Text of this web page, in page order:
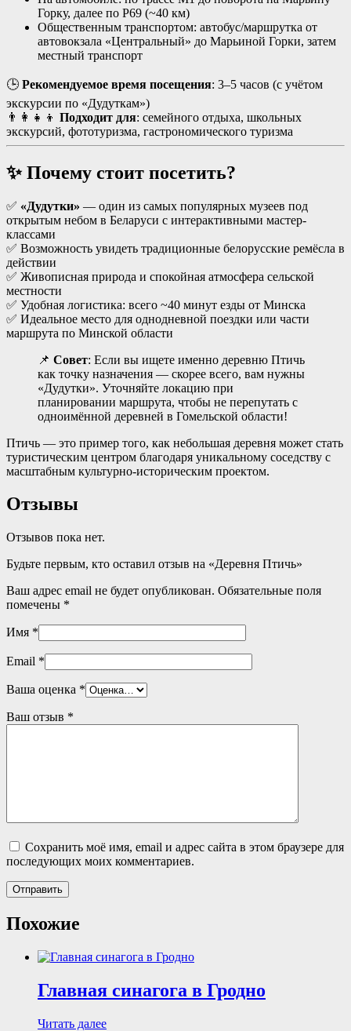
Горку, далее по Р69 (~40 км)
Общественным транспортом: автобус/маршрутка от
автовокзала «Центральный» до Марьиной Горки, затем
местный транспорт
🕒 Рекомендуемое время посещения: 3–5 часов (с учётом
экскурсии по «Дудуткам»)
👨‍👩‍👧‍👦 Подходит для: семейного отдыха, школьных
экскурсий, фототуризма, гастрономического туризма
✨ Почему стоит посетить?
✅ «Дудутки» — один из самых популярных музеев под
открытым небом в Беларуси с интерактивными мастер-
классами
✅ Возможность увидеть традиционные белорусские ремёсла в
действии
✅ Живописная природа и спокойная атмосфера сельской
местности
✅ Удобная логистика: всего ~40 минут езды от Минска
✅ Идеальное место для однодневной поездки или части
маршрута по Минской области
📌 Совет: Если вы ищете именно деревню Птичь
как точку назначения — скорее всего, вам нужны
«Дудутки». Уточняйте локацию при
планировании маршрута, чтобы не перепутать с
одноимённой деревней в Гомельской области!
Птичь — это пример того, как небольшая деревня может стать
туристическим центром благодаря уникальному соседству с
масштабным культурно-историческим проектом.
Отзывы
Отзывов пока нет.
Будьте первым, кто оставил отзыв на «Деревня Птичь»
Ваш адрес email не будет опубликован. Обязательные поля
помечены *
Имя *
Email *
Ваша оценка *
Ваш отзыв *
Сохранить моё имя, email и адрес сайта в этом браузере для
последующих моих комментариев.
Похожие
Главная синагога в Гродно
Читать далее